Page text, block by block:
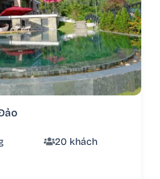
20 khách